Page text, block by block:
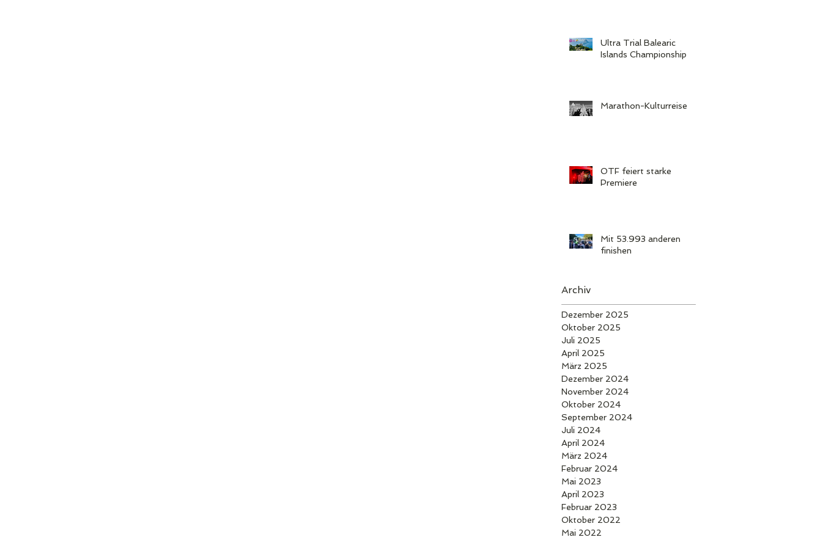
Ultra Trial Balearic
Islands Championship
Marathon-Kulturreise
OTF feiert starke
Premiere
Mit 53.993 anderen
finishen
Archiv
Dezember 2025
Oktober 2025
Juli 2025
April 2025
März 2025
Dezember 2024
November 2024
Oktober 2024
September 2024
Juli 2024
April 2024
März 2024
Februar 2024
Mai 2023
April 2023
Februar 2023
Oktober 2022
Mai 2022